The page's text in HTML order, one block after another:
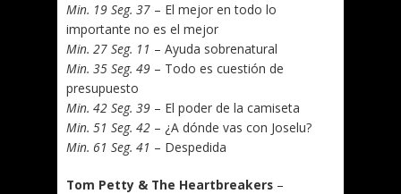
Min. 19 Seg. 37 – El mejor en todo lo
importante no es el mejor
Min. 27 Seg. 11 – Ayuda sobrenatural
Min. 35 Seg. 49 – Todo es cuestión de
presupuesto
Min. 42 Seg. 39 – El poder de la camiseta
Min. 51 Seg. 42 – ¿A dónde vas con Joselu?
Min. 61 Seg. 41 – Despedida
Tom Petty & The Heartbreakers –